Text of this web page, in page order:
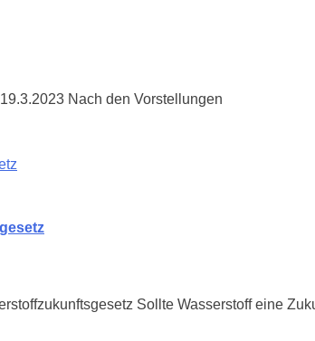
Nach den Vorstellungen
Sollte Wasserstoff eine